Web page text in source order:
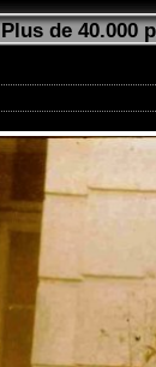
Plus de 40.000